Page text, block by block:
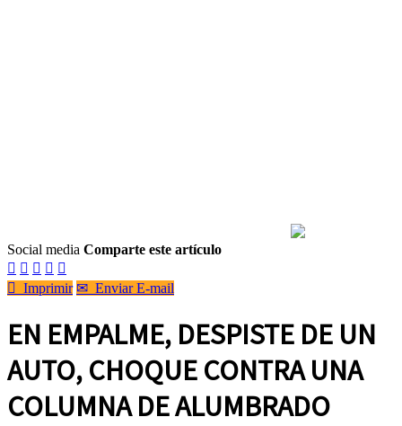
Social media Comparte este artículo
    
 Imprimir ✉ Enviar E-mail
EN EMPALME, DESPISTE DE UN
AUTO, CHOQUE CONTRA UNA
COLUMNA DE ALUMBRADO